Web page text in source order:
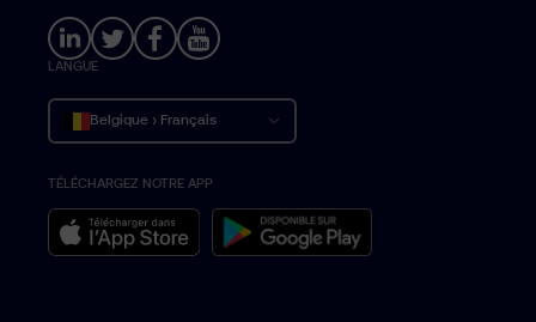
LANGUE
Belgique › Français
België › Nederlands
Belgium › English
TÉLÉCHARGEZ NOTRE APP